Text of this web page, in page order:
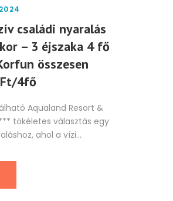
családi nyaralás
– 3 éjszaka 4 fő
összesen
4fő
Aqualand Resort &
tökéletes választás egy
ahol a vízi...